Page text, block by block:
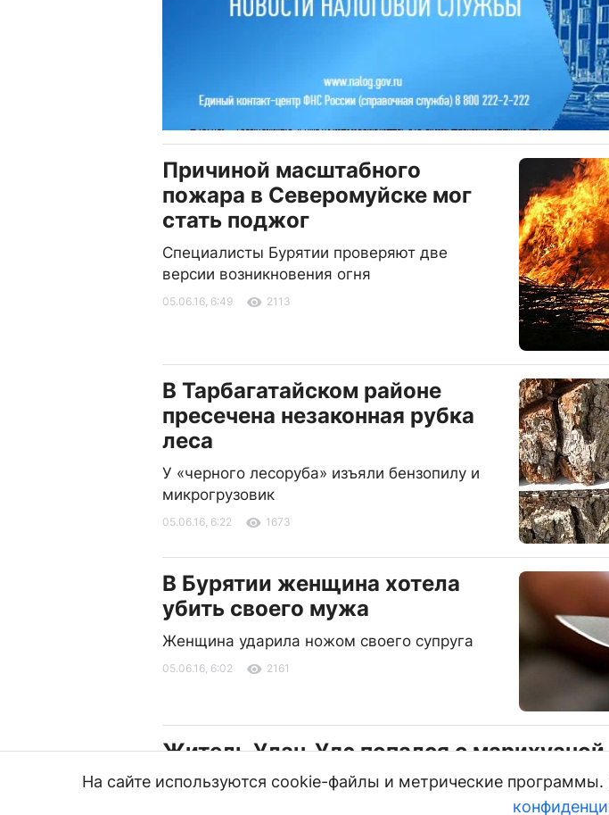
Причиной масштабного
пожара в Северомуйске мог
стать поджог
Специалисты Бурятии проверяют две
версии возникновения огня
05.06.16, 6:49 2113
В Тарбагатайском районе
пресечена незаконная рубка
леса
У «черного лесоруба» изъяли бензопилу и
микрогрузовик
05.06.16, 6:22 1673
В Бурятии женщина хотела
убить своего мужа
Женщина ударила ножом своего супруга
05.06.16, 6:02 2161
Житель Улан-Удэ попался с марихуаной
Сотрудники полиции задержали горожанина с наркотиком
На сайте используются cookie-файлы и метрические